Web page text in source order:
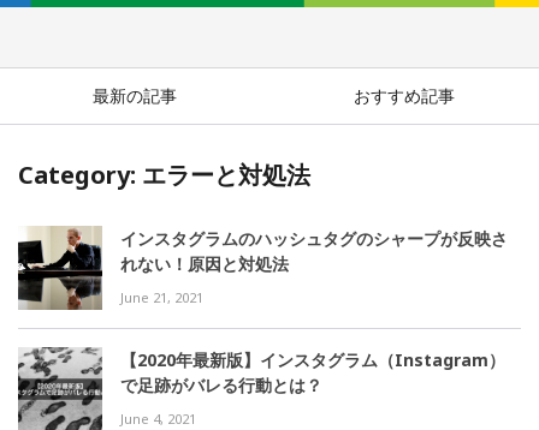
最新の記事 おすすめ記事
Category: エラーと対処法
インスタグラムのハッシュタグのシャープが反映さ
れない！原因と対処法
June 21, 2021
【2020年最新版】インスタグラム（Instagram）
で足跡がバレる行動とは？
June 4, 2021